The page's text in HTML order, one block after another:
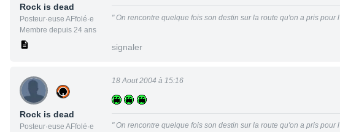
Rock is dead
Posteur·euse AFfolé·e
Membre depuis 24 ans
" On rencontre quelque fois son destin sur la route qu'on a pris pour
signaler
Rock is dead
Posteur·euse AFfolé·e
18 Aout 2004 à 15:16
" On rencontre quelque fois son destin sur la route qu'on a pris pour